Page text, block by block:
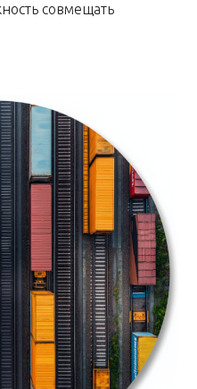
совмещать